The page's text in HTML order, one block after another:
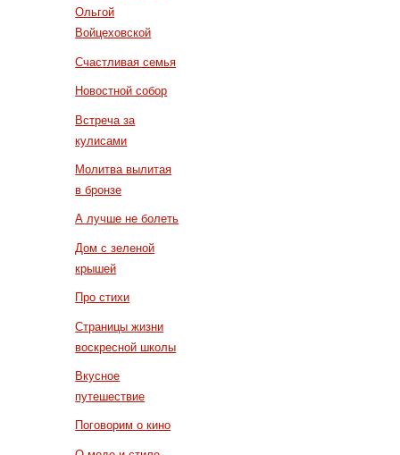
Ольгой
Войцеховской
Счастливая семья
Новостной собор
Встреча за
кулисами
Молитва вылитая
в бронзе
А лучше не болеть
Дом с зеленой
крышей
Про стихи
Страницы жизни
воскресной школы
Вкусное
путешествие
Поговорим о кино